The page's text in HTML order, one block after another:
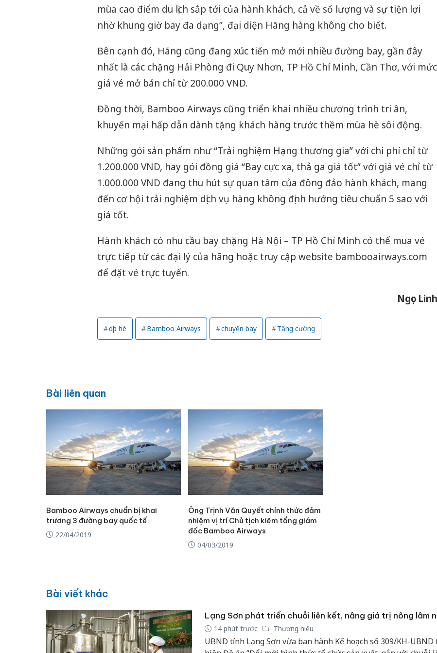
mùa cao điểm du lịch sắp tới của hành khách, cả về số lượng và sự tiện lợi
nhờ khung giờ bay đa dạng”, đại diện Hãng hàng không cho biết.
Bên cạnh đó, Hãng cũng đang xúc tiến mở mới nhiều đường bay, gần đây
nhất là các chặng Hải Phòng đi Quy Nhơn, TP Hồ Chí Minh, Cần Thơ, với mức
giá vé mở bán chỉ từ 200.000 VND.
Đồng thời, Bamboo Airways cũng triển khai nhiều chương trình tri ân,
khuyến mại hấp dẫn dành tặng khách hàng trước thềm mùa hè sôi động.
Những gói sản phẩm như “Trải nghiệm Hạng thương gia” với chi phí chỉ từ
1.200.000 VND, hay gói đồng giá “Bay cực xa, thả ga giá tốt” với giá vé chỉ từ
1.000.000 VND đang thu hút sự quan tâm của đông đảo hành khách, mang
đến cơ hội trải nghiệm dịch vụ hàng không định hướng tiêu chuẩn 5 sao với
giá tốt.
Hành khách có nhu cầu bay chặng Hà Nội – TP Hồ Chí Minh có thể mua vé
trực tiếp từ các đại lý của hãng hoặc truy cập website bambooairways.com
để đặt vé trực tuyến.
Ngọc Linh
dịp hè Bamboo Airways chuyến bay Tăng cường
Bài liên quan
Bamboo Airways chuẩn bị khai
trương 3 đường bay quốc tế
22/04/2019
Ông Trịnh Văn Quyết chính thức đảm
nhiệm vị trí Chủ tịch kiêm tổng giám
đốc Bamboo Airways
04/03/2019
Bài viết khác
Lạng Sơn phát triển chuỗi liên kết, nâng giá trị nông lâm
14 phút trước Thương hiệu
UBND tỉnh Lạng Sơn vừa ban hành Kế hoạch số 309/KH-UBND
Hưng
kinh